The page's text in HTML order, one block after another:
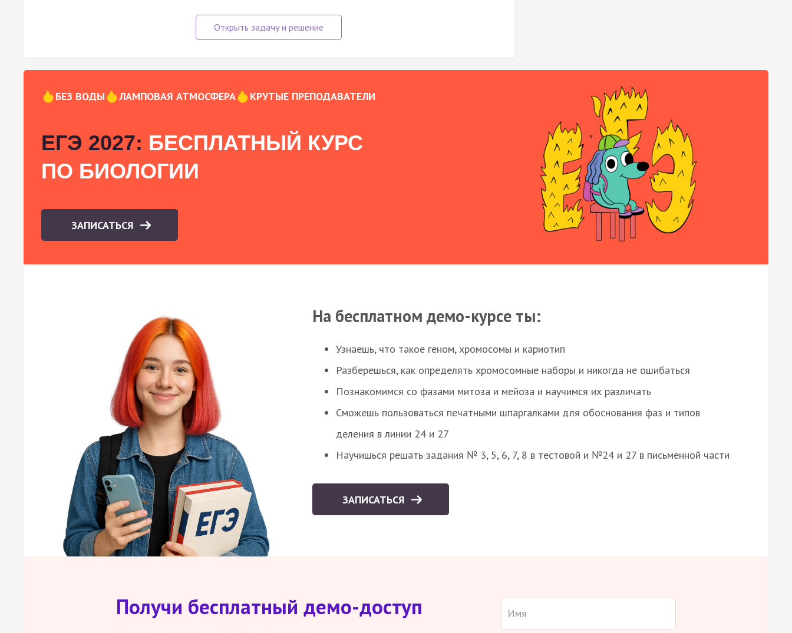
БЕЗ ВОДЫ ЛАМПОВАЯ АТМОСФЕРА КРУТЫЕ ПРЕПОДАВАТЕЛИ
ЕГЭ 2027: БЕСПЛАТНЫЙ КУРС
ПО БИОЛОГИИ
ЗАПИСАТЬСЯ
На бесплатном демо-курсе ты:
Узнаешь, что такое геном, хромосомы и кариотип
Разберешься, как определять хромосомные наборы и никогда не ошибаться
Познакомимся со фазами митоза и мейоза и научимся их различать
Сможешь пользоваться печатными шпаргалками для обоснования фаз и типов
деления в линии 24 и 27
Научишься решать задания № 3, 5, 6, 7, 8 в тестовой и №24 и 27 в письменной части
ЗАПИСАТЬСЯ
Получи бесплатный демо-доступ